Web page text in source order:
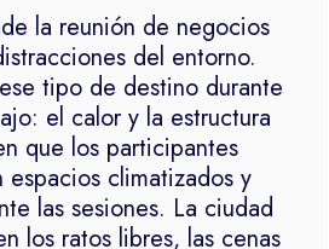
la reunión de negocios
del entorno.
tipo de destino durante
el calor y la estructura
que los participantes
climatizados y
las sesiones. La ciudad
los ratos libres, las cenas